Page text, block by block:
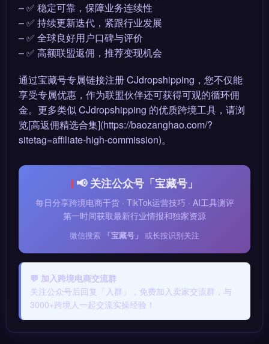
– ✅ 稳定可靠，保障业务连续性
– ✅ 持续更新迭代，紧跟行业发展
– ✅ 全球良好用户口碑与评价
– ✅ 高额联盟返佣，推荐变现机会
通过宝藏号专属链接注册 CJdropshipping，您不仅能
享受专属优惠，作为联盟伙伴还可获得可观的循环佣
金。更多类似 CJdropshipping 的优质跨境工具，请浏
览[高返佣精选合集](https://baozanghao.com/?
sitetag=affiliate-high-commission)。
📢 关注公众号「宝藏号」
每日分享跨境电商干货 · TikTok运营技巧 · AI工具测评
第一时间获取最新行业情报和独家资源
微信搜索 「宝藏号」 或长按识别关注
💬 加入跨境电商交流群
关注公众号后回复「入群」，免费加入卖家交流群，与
3000+跨境人一起交流实操经验！